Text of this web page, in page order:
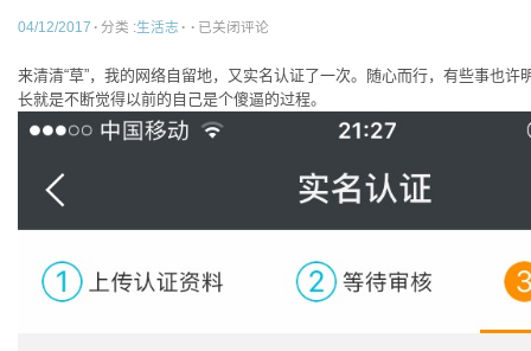
04/12/2017 · 分类 :生活志 · · 2017-
12
已关闭评论
来清清“草”，我的网络自留地，又实名认证了一次。随心而行，有些事也
长就是不断觉得以前的自己是个傻逼的过程。